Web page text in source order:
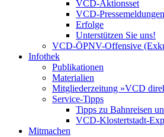
VCD-Aktionsset
VCD-Pressemeldungen
Erfolge
Unterstützen Sie uns!
VCD-ÖPNV-Offensive
Infothek
Publikationen
Materialien
Mitgliederzeitung »VCD
Service-Tipps
Tipps zu Bahnreisen
VCD-Klostertstadt-
Mitmachen